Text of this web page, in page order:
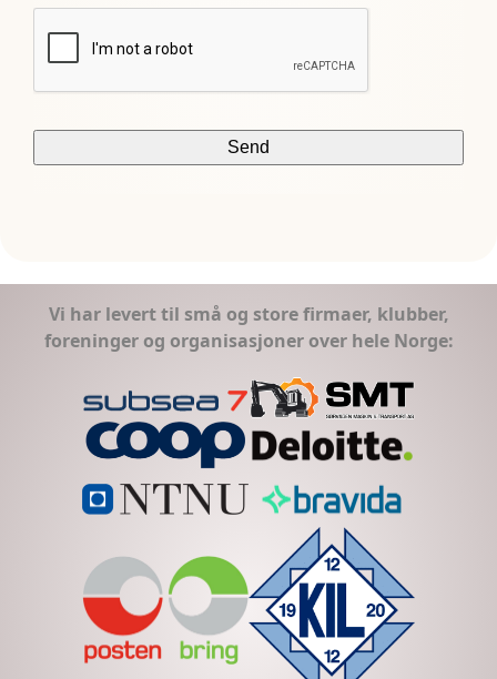
Vi har levert til små og store firmaer, klubber,
foreninger og organisasjoner over hele Norge: